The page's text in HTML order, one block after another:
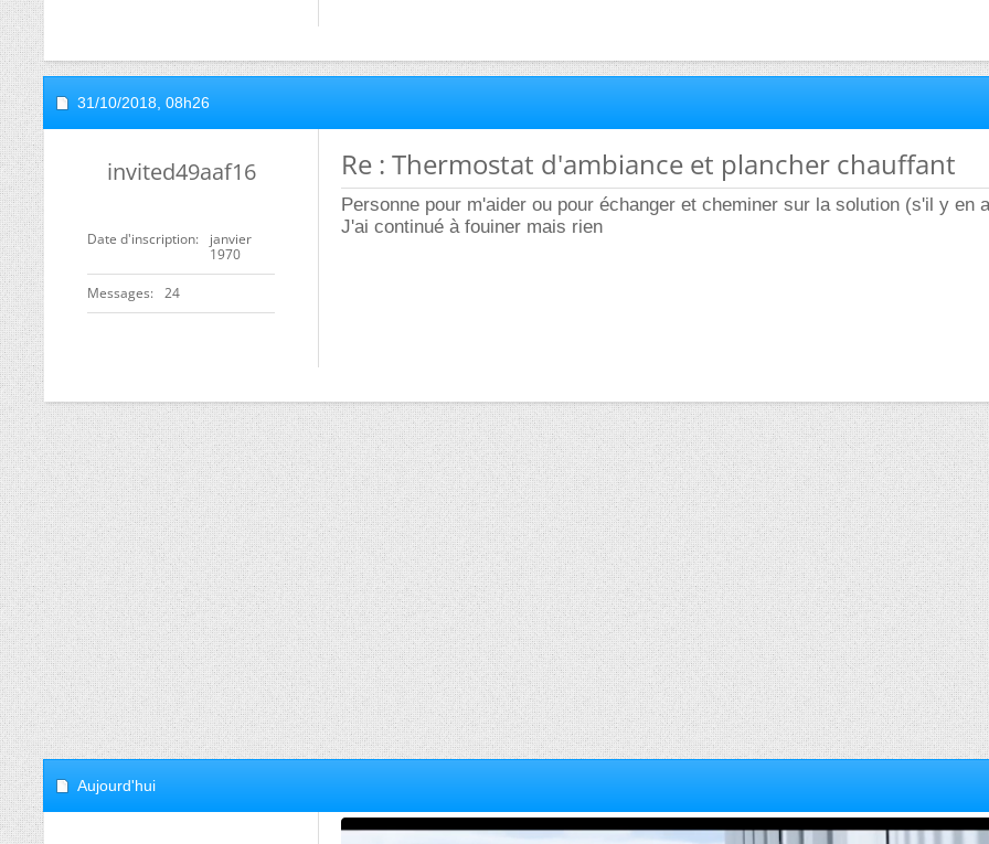
31/10/2018, 08h26
invited49aaf16
Date d'inscription
janvier
1970
Messages 24
Re : Thermostat d'ambiance et plancher chauffant
Personne pour m'aider ou pour échanger et cheminer sur la solution (s'il y en
J'ai continué à fouiner mais rien
Aujourd'hui